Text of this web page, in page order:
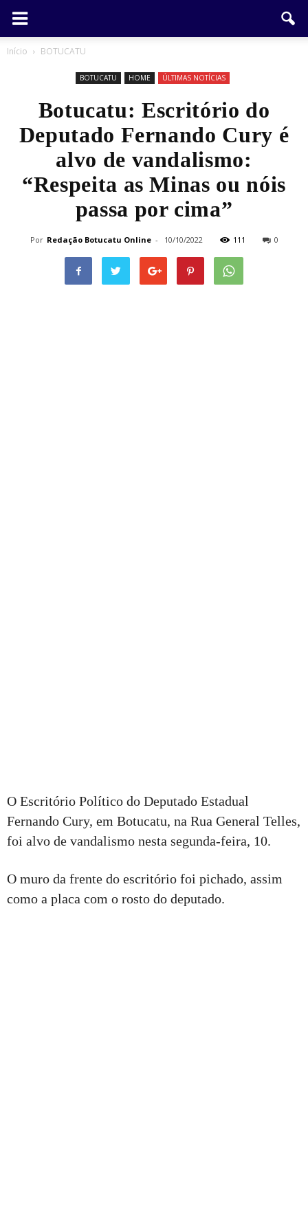
Início BOTUCATU
BOTUCATU HOME ÚLTIMAS NOTÍCIAS
Botucatu: Escritório do
Deputado Fernando Cury é
alvo de vandalismo:
“Respeita as Minas ou nóis
passa por cima”
Por Redação Botucatu Online - 10/10/2022 111 0
O Escritório Político do Deputado Estadual
Fernando Cury, em Botucatu, na Rua General Telles,
foi alvo de vandalismo nesta segunda-feira, 10.
O muro da frente do escritório foi pichado, assim
como a placa com o rosto do deputado.